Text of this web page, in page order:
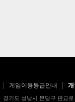
게임이용등급안내
경기도 성남시 분당구 판교